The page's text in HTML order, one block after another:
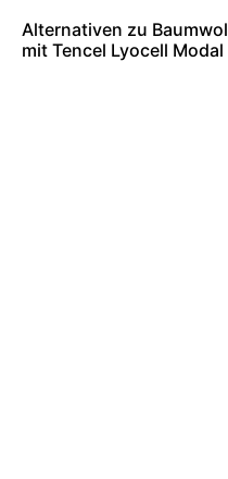
Alternativen zu
mit Tencel Lyocell Modal